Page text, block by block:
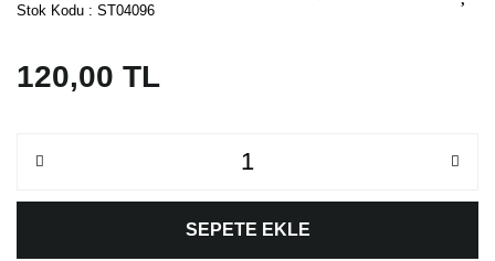
Stok Kodu : ST04096
120,00 TL
SEPETE EKLE